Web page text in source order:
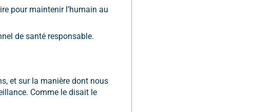
pour maintenir l’humain au
de santé responsable.
et sur la manière dont nous
Comme le disait le